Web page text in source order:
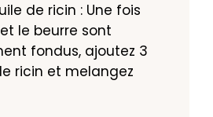
de ricin : Une fois
le beurre sont
fondus, ajoutez 3
ricin et melangez